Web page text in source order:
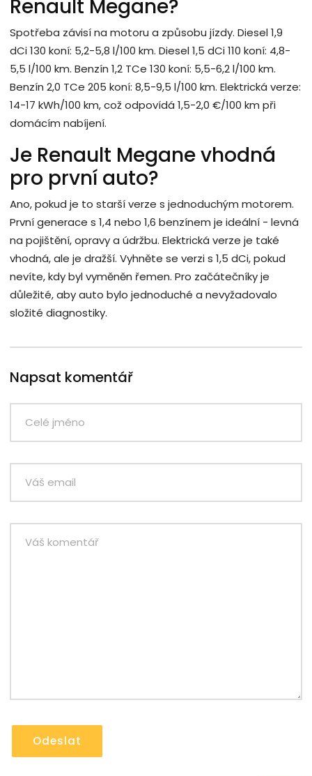
Renault Megane?
Spotřeba závisí na motoru a způsobu jízdy. Diesel 1,9
dCi 130 koní: 5,2-5,8 l/100 km. Diesel 1,5 dCi 110 koní: 4,8-
5,5 l/100 km. Benzín 1,2 TCe 130 koní: 5,5-6,2 l/100 km.
Benzín 2,0 TCe 205 koní: 8,5-9,5 l/100 km. Elektrická verze:
14-17 kWh/100 km, což odpovídá 1,5-2,0 €/100 km při
domácím nabíjení.
Je Renault Megane vhodná
pro první auto?
Ano, pokud je to starší verze s jednoduchým motorem.
První generace s 1,4 nebo 1,6 benzínem je ideální - levná
na pojištění, opravy a údržbu. Elektrická verze je také
vhodná, ale je dražší. Vyhněte se verzi s 1,5 dCi, pokud
nevíte, kdy byl vyměněn řemen. Pro začátečníky je
důležité, aby auto bylo jednoduché a nevyžadovalo
složité diagnostiky.
Napsat komentář
Odeslat